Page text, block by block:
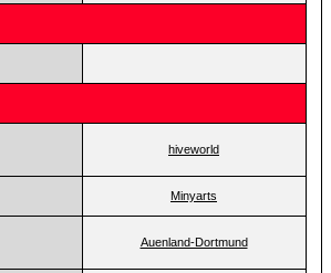
hiveworld
Minyarts
Auenland-Dortmund